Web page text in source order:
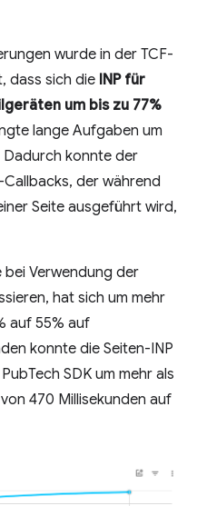
wurde in der TCF-
dass sich die INP für
um bis zu 77%
lange Aufgaben um
Dadurch konnte der
der während
Seite ausgeführt wird,
bei Verwendung der
hat sich um mehr
auf 55% auf
konnte die Seiten-INP
SDK um mehr als
470 Millisekunden auf